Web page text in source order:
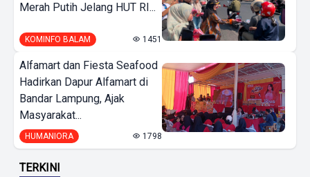
Merah Putih Jelang HUT RI...
KOMINFO BALAM 1451
Alfamart dan Fiesta Seafood
Hadirkan Dapur Alfamart di
Bandar Lampung, Ajak
Masyarakat...
HUMANIORA 1798
TERKINI